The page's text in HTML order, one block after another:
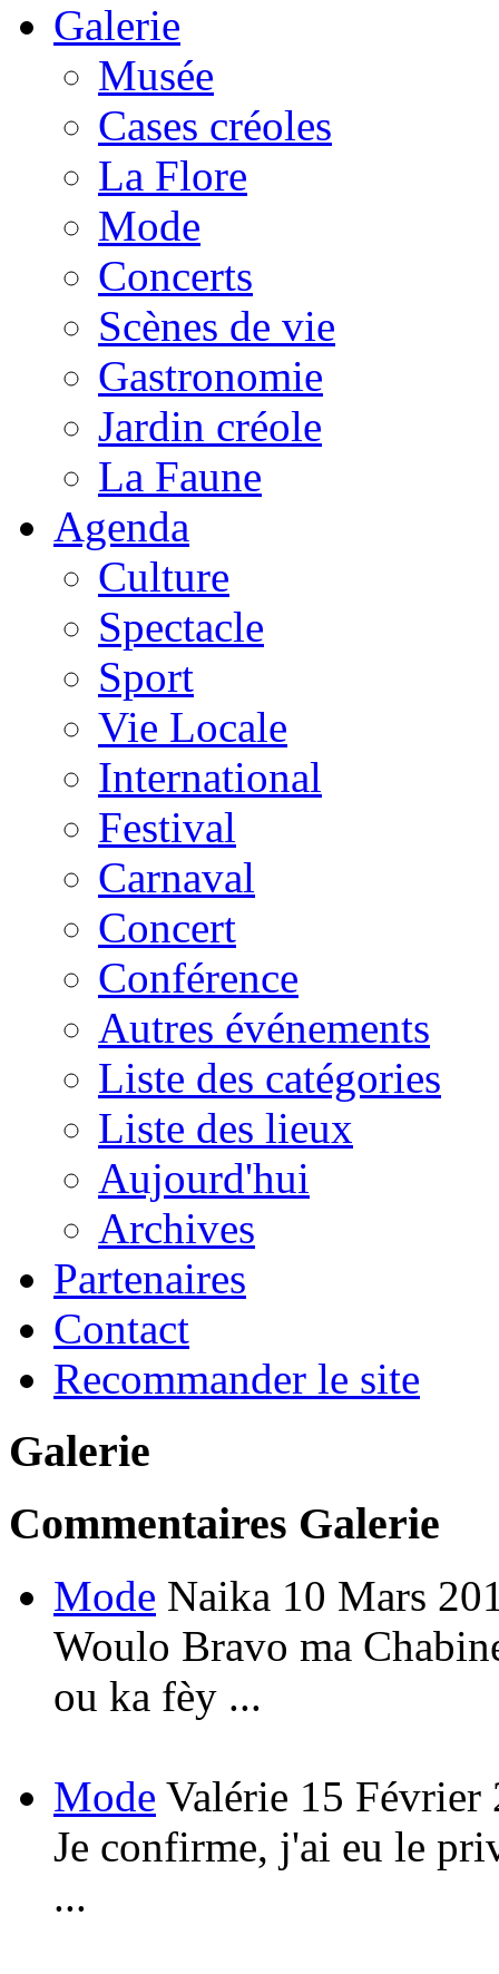
Galerie
Musée
Cases créoles
La Flore
Mode
Concerts
Scènes de vie
Gastronomie
Jardin créole
La Faune
Agenda
Culture
Spectacle
Sport
Vie Locale
International
Festival
Carnaval
Concert
Conférence
Autres événements
Liste des catégories
Liste des lieux
Aujourd'hui
Archives
Partenaires
Contact
Recommander le site
Galerie
Commentaires Galerie
Mode Naika 10 Mars
Woulo Bravo ma
ou ka fèy ...
Mode Valérie 15 Février
Je confirme, j'ai eu le
...